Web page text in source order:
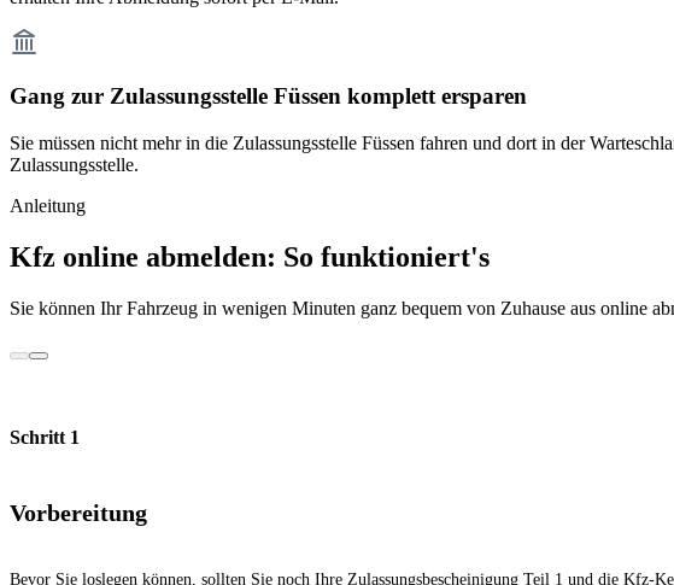
Gang zur Zulassungsstelle Füssen komplett ersparen
Sie müssen nicht mehr in die Zulassungsstelle Füssen fahren und dort in der
Zulassungsstelle.
Anleitung
Kfz online abmelden: So funktioniert's
Sie können Ihr Fahrzeug in wenigen Minuten ganz bequem von Zuhause aus online
Schritt 1
Vorbereitung
Bevor Sie loslegen können, sollten Sie noch Ihre Zulassungsbescheinigung Teil 1 und die Kfz-